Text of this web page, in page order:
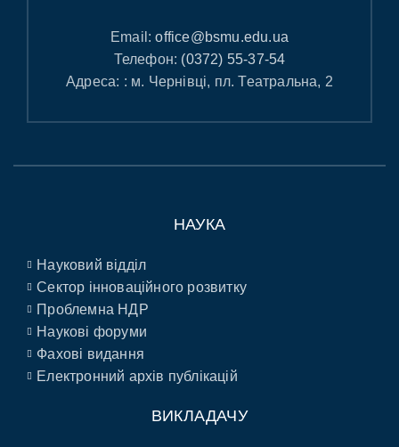
Email:office@bsmu.edu.ua
Телефон: (0372) 55-37-54
Адреса: : м. Чернівці, пл. Театральна, 2
НАУКА
Науковий відділ
Сектор інноваційного розвитку
Проблемна НДР
Наукові форуми
Фахові видання
Електронний архів публікацій
ВИКЛАДАЧУ